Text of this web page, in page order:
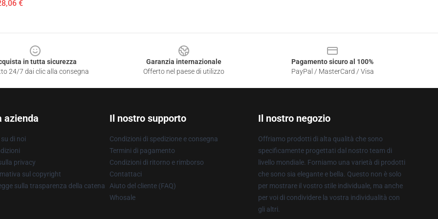
€
in tutta sicurezza
24/7 dai clic alla consegna
Garanzia internazionale
Offerto nel paese di utilizzo
Pagamento sicuro al 100%
PayPal / MasterCard / Visa
azienda
di noi
privacy
sul copyright
sulla trasparenza della catena
Il nostro supporto
Condizioni di spedizione e consegna
Termini di pagamento
Condizioni di ritorno e rimborso
Contattaci
Aiuto del cliente (FAQ)
Whosale
Il nostro negozio
Offriamo prodotti di alta qualità che sono
specificamente progettati dal nostro team di
livello mondiale. Forniamo una varietà di prodotti
che sono sia elegante e bella. Questo non è solo
per mostrare il vostro stile individuale, ma anche
per voi di condividere la vostra individualità con
gli altri.